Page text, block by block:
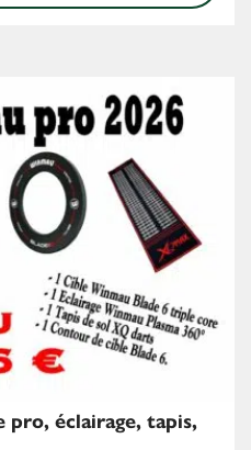
éclairage, tapis,